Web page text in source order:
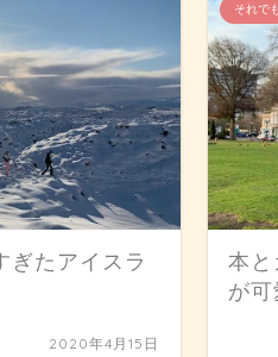
ぎたアイスラ
2020年4月15日
それで
本と
が可